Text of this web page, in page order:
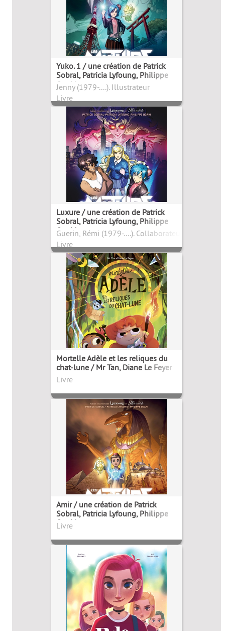
Yuko. 1 / une création de Patrick
Sobral, Patricia Lyfoung, Philippe
Ogaki
Jenny (1979-....). Illustrateur
Livre
Luxure / une création de Patrick
Sobral, Patricia Lyfoung, Philippe
Ogaki
Guerin, Rémi (1979-....). Collaborateur
Livre
Mortelle Adèle et les reliques du
chat-lune / Mr Tan, Diane Le Feyer
Livre
Amir / une création de Patrick
Sobral, Patricia Lyfoung, Philippe
Ogaki
Livre